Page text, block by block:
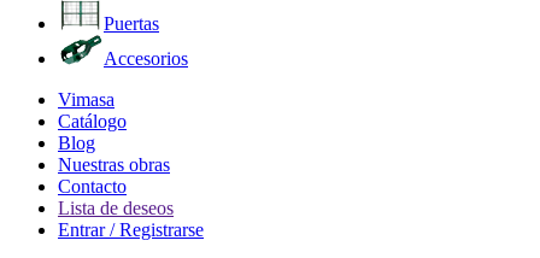
Puertas
Accesorios
Vimasa
Catálogo
Blog
Nuestras obras
Contacto
Lista de deseos
Entrar / Registrarse